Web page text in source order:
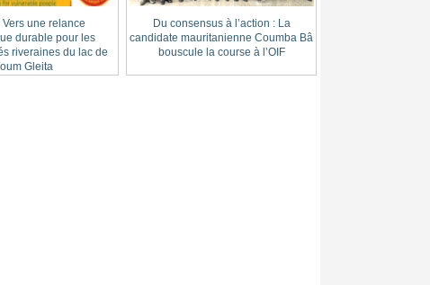
Du consensus à l’action : La
candidate mauritanienne Coumba Bâ
bouscule la course à l’OIF
Vers une relance
durable pour les
riveraines du lac de
Gleita